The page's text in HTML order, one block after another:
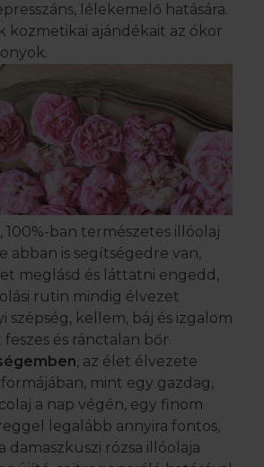
lélekemelő hatására.
kozmetikai ajándékait az ókor
100%-ban természetes illóolaj
abban is segítségedre van,
meglásd és láttatni engedd,
rutin mindig élvezet
szépség, kellem, báj és izgalom
és ránctalan bőr.
, az élet élvezete
mint egy gazdag,
a nap végén, egy finom
legalább annyira fontos,
damaszkuszi rózsa illóolaja